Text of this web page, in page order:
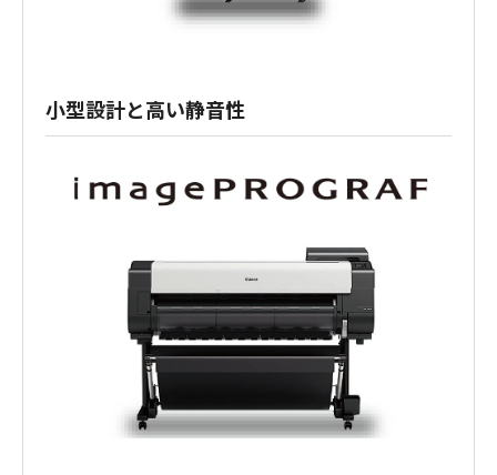
小型設計と高い静音性